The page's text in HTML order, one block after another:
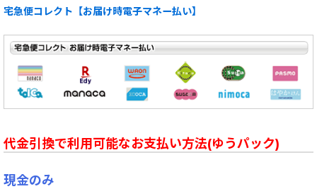
宅急便コレクト【お届け時電子マネー払い】
代金引換で利用可能なお支払い方法(ゆうパック)
現金のみ